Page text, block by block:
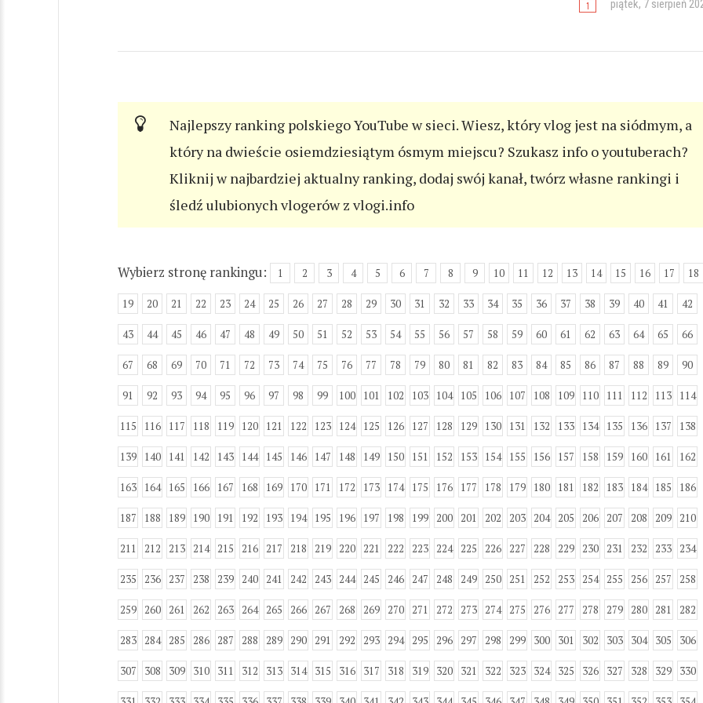
piątek, 7 sierpień
Najlepszy ranking polskiego YouTube w sieci. Wiesz, który vlog jest na siódmym, a
który na dwieście osiemdziesiątym ósmym miejscu? Szukasz info o youtuberach?
Kliknij w najbardziej aktualny ranking, dodaj swój kanał, twórz własne rankingi i
śledź ulubionych vlogerów z vlogi.info
Wybierz stronę rankingu: 1 2 3 4 5 6 7 8 9 10 11 12 13 14 15 16 17 18
19 20 21 22 23 24 25 26 27 28 29 30 31 32 33 34 35 36 37 38 39 40 41 42
43 44 45 46 47 48 49 50 51 52 53 54 55 56 57 58 59 60 61 62 63 64 65 66
67 68 69 70 71 72 73 74 75 76 77 78 79 80 81 82 83 84 85 86 87 88 89 90
91 92 93 94 95 96 97 98 99 100 101 102 103 104 105 106 107 108 109 110 111 112 113 114
115 116 117 118 119 120 121 122 123 124 125 126 127 128 129 130 131 132 133 134 135 136 137 138
139 140 141 142 143 144 145 146 147 148 149 150 151 152 153 154 155 156 157 158 159 160 161 162
163 164 165 166 167 168 169 170 171 172 173 174 175 176 177 178 179 180 181 182 183 184 185 186
187 188 189 190 191 192 193 194 195 196 197 198 199 200 201 202 203 204 205 206 207 208 209 210
211 212 213 214 215 216 217 218 219 220 221 222 223 224 225 226 227 228 229 230 231 232 233 234
235 236 237 238 239 240 241 242 243 244 245 246 247 248 249 250 251 252 253 254 255 256 257 258
259 260 261 262 263 264 265 266 267 268 269 270 271 272 273 274 275 276 277 278 279 280 281 282
283 284 285 286 287 288 289 290 291 292 293 294 295 296 297 298 299 300 301 302 303 304 305 306
307 308 309 310 311 312 313 314 315 316 317 318 319 320 321 322 323 324 325 326 327 328 329 330